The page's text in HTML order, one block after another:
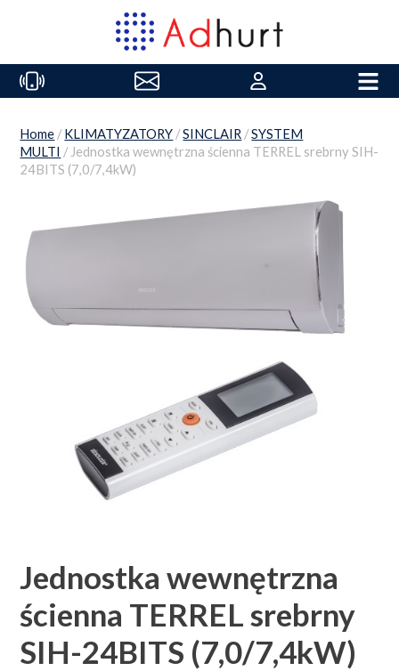
Home /KLIMATYZATORY /SINCLAIR /SYSTEM
MULTI / Jednostka wewnętrzna ścienna TERREL srebrny SIH-
24BITS (7,0/7,4kW)
Jednostka wewnętrzna
ścienna TERREL srebrny
SIH-24BITS (7,0/7,4kW)